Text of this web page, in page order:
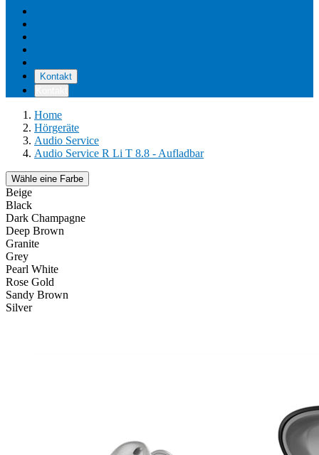
Kontakt
Home
Hörgeräte
Audio Service
Audio Service R Li T 8.8 - Aufladbar
Wähle eine Farbe
Beige
Black
Dark Champagne
Deep Brown
Granite
Grey
Pearl White
Rose Gold
Sandy Brown
Silver